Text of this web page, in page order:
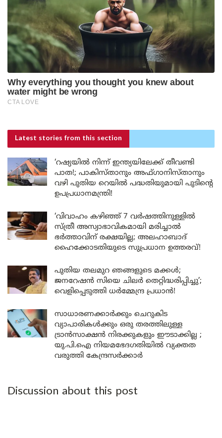
Latest stories from this section
‘റഷ്യയിൽ നിന്ന് ഇന്ത്യയിലേക്ക് തീവണ്ടി
പാത!; പാകിസ്താനും അഫ്ഗാനിസ്താനും
വഴി പുതിയ റെയിൽ പദ്ധതിയുമായി പുടിന്റെ
ഉപപ്രധാനമന്ത്രി!
‘വിവാഹം കഴിഞ്ഞ് 7 വർഷത്തിനുള്ളിൽ
സ്ത്രീ അസ്വാഭാവികമായി മരിച്ചാൽ
ഭർത്താവിന് രക്ഷയില്ല; അലഹാബാദ്
ഹൈക്കോടതിയുടെ സുപ്രധാന ഉത്തരവ്!
പുതിയ തലമുറ ഞങ്ങളുടെ മക്കൾ;
ജനറേഷൻ സിയെ ചിലർ തെറ്റിദ്ധരിപ്പിച്ചു’;
വെളിപ്പെടുത്തി ധർമ്മേന്ദ്ര പ്രധാൻ!
സാധാരണക്കാർക്കും ചെറുകിട
വ്യാപാരികൾക്കും ഒരു തരത്തിലുള്ള
ട്രാൻസാക്ഷൻ നിരക്കുകളും ഈടാക്കില്ല ;
യു.പി.ഐ നിയമഭേദഗതിയിൽ വ്യക്തത
വരുത്തി കേന്ദ്രസർക്കാർ
Discussion about this post